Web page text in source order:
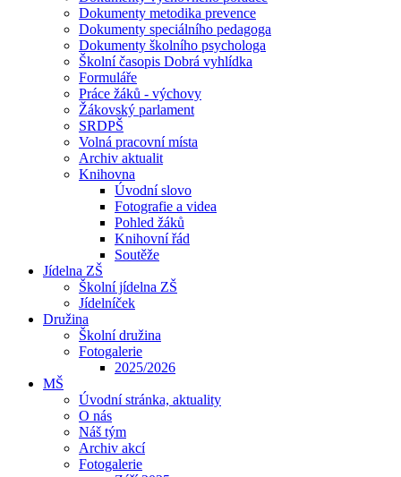
Dokumenty metodika prevence
Dokumenty speciálního pedagoga
Dokumenty školního psychologa
Školní časopis Dobrá vyhlídka
Formuláře
Práce žáků - výchovy
Žákovský parlament
SRDPŠ
Volná pracovní místa
Archiv aktualit
Knihovna
Úvodní slovo
Fotografie a videa
Pohled žáků
Knihovní řád
Soutěže
Jídelna ZŠ
Školní jídelna ZŠ
Jídelníček
Družina
Školní družina
Fotogalerie
2025/2026
MŠ
Úvodní stránka, aktuality
O nás
Náš tým
Archiv akcí
Fotogalerie